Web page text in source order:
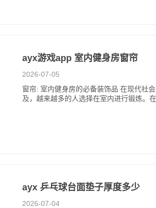
ayx游戏app 室内健身房窗帘
2026-07-05
窗帘: 室内健身房的必备装饰品 在现代社
及，越来越多的人选择在室内进行锻炼。
ayx 乒乓球台面垫子厚度多少
2026-07-04